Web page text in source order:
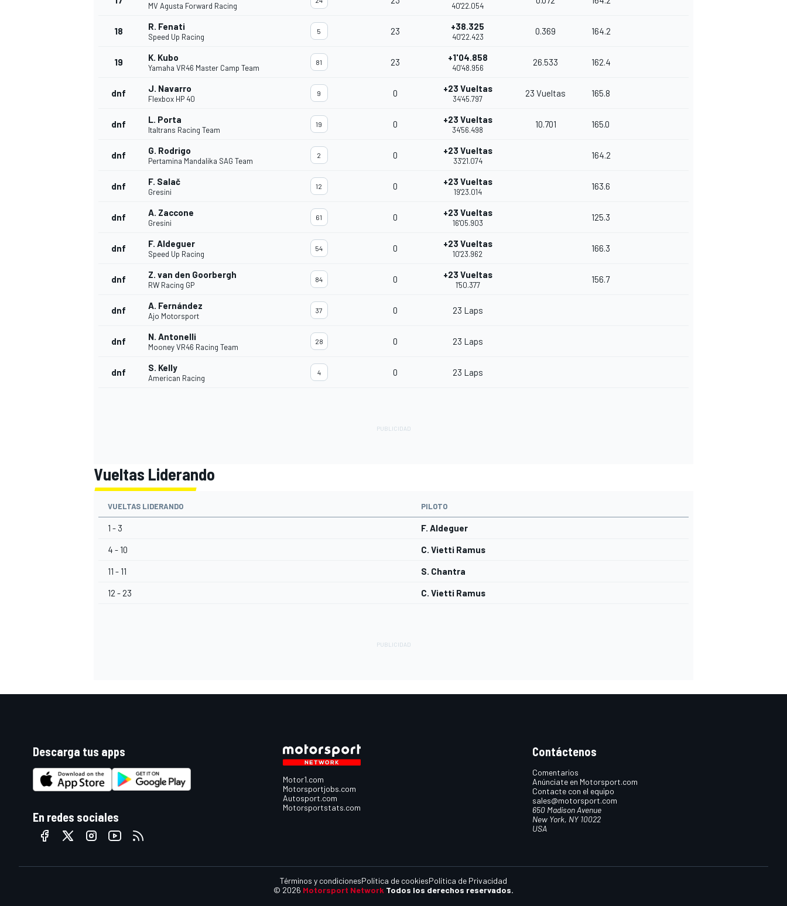
MÁS CATEGORÍAS
MV Agusta Forward Racing 40'22.054
18 R. Fenati
Speed Up Racing
5 23 +38.325
40'22.423
0.369 164.2
19 K. Kubo
Yamaha VR46 Master Camp Team
81 23 +1'04.858
40'48.956
26.533 162.4
dnf J. Navarro
Flexbox HP 40
9 0 +23 Vueltas
34'45.797
23 Vueltas 165.8
dnf L. Porta
Italtrans Racing Team
19 0 +23 Vueltas
34'56.498
10.701 165.0
dnf G. Rodrigo
Pertamina Mandalika SAG Team
2 0 +23 Vueltas
33'21.074
164.2
dnf F. Salač
Gresini
12 0 +23 Vueltas
19'23.014
163.6
dnf A. Zaccone
Gresini
61 0 +23 Vueltas
16'05.903
125.3
dnf F. Aldeguer
Speed Up Racing
54 0 +23 Vueltas
10'23.962
166.3
dnf Z. van den Goorbergh
RW Racing GP
84 0 +23 Vueltas
1'50.377
156.7
dnf A. Fernández
Ajo Motorsport
37 0 23 Laps
dnf N. Antonelli
Mooney VR46 Racing Team
28 0 23 Laps
dnf S. Kelly
American Racing
4 0 23 Laps
Vueltas Liderando
VUELTAS LIDERANDO PILOTO
1 - 3 F. Aldeguer
4 - 10 C. Vietti Ramus
11 - 11 S. Chantra
12 - 23 C. Vietti Ramus
Descarga tus apps
En redes sociales
Motor1.com
Motorsportjobs.com
Autosport.com
Motorsportstats.com
Contáctenos
Comentarios
Anúnciate en Motorsport.com
Contacte con el equipo
sales@motorsport.com
650 Madison Avenue
New York, NY 10022
USA
© 2026 Motorsport Network Todos los derechos reservados.
Términos y condicionesPolítica de cookiesPolítica de Privacidad